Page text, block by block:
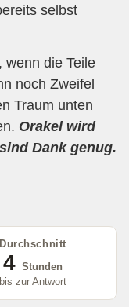
selbst
wenn die Teile
noch Zweifel
Traum unten
Orakel wird
Dank genug.
Durchschnitt
4 Stunden
bis zur Antwort